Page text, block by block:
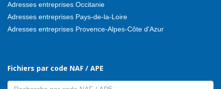
Adresses entreprises Occitanie
Adresses entreprises Pays-de-la-Loire
Adresses entreprises Provence-Alpes-Côte d'Azur
Fichiers par code NAF / APE